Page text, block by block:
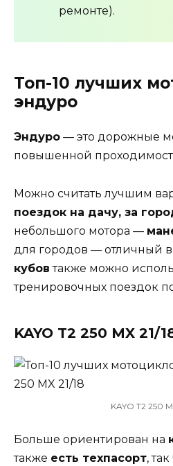
ремонте).
Топ-10 лучших
эндуро
Эндуро — это дорожные
повышенной
Можно считать лучшим
поездок на дачу, за
небольшого мотора —
для городов — отличный
кубов также можно
тренировочных поездок
KAYO T2 250 MX 21/
KAYO T2 250
Больше ориентирован на
также есть техпасорт,